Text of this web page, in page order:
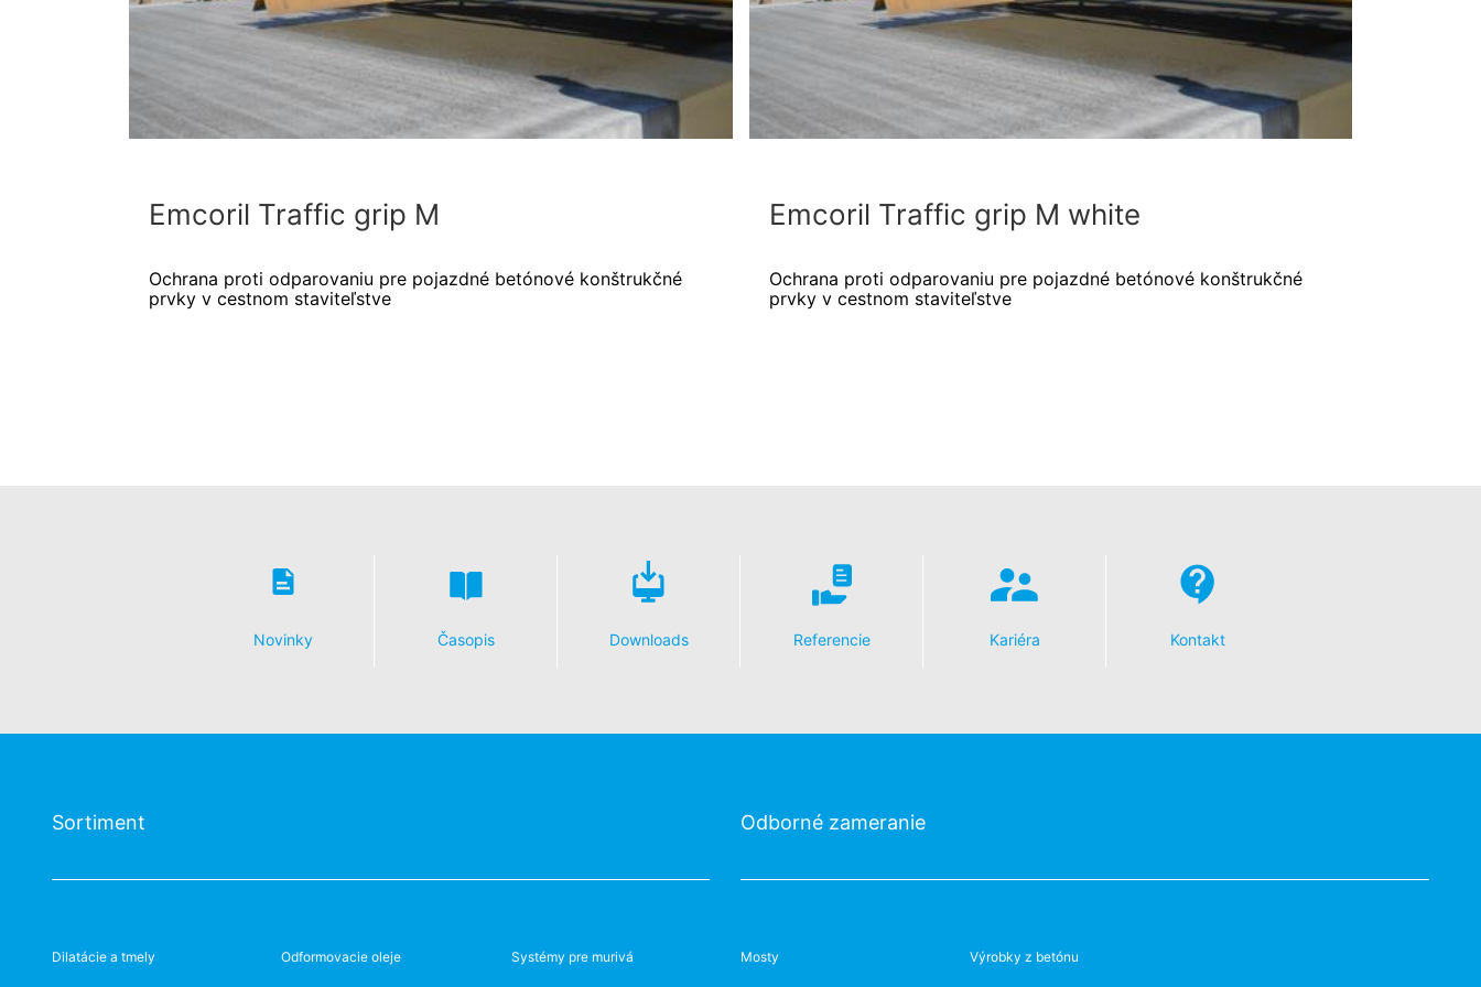
Emcoril Traffic grip M
Ochrana proti odparovaniu pre pojazdné betónové konštrukčné
prvky v cestnom staviteľstve
Emcoril Traffic grip M white
Ochrana proti odparovaniu pre pojazdné betónové konštrukčné
prvky v cestnom staviteľstve
Novinky Časopis Downloads Referencie Kariéra Kontakt
Sortiment
Dilatácie a tmely Odformovacie oleje Systémy pre murivá
Odborné zameranie
Mosty Výrobky z betónu